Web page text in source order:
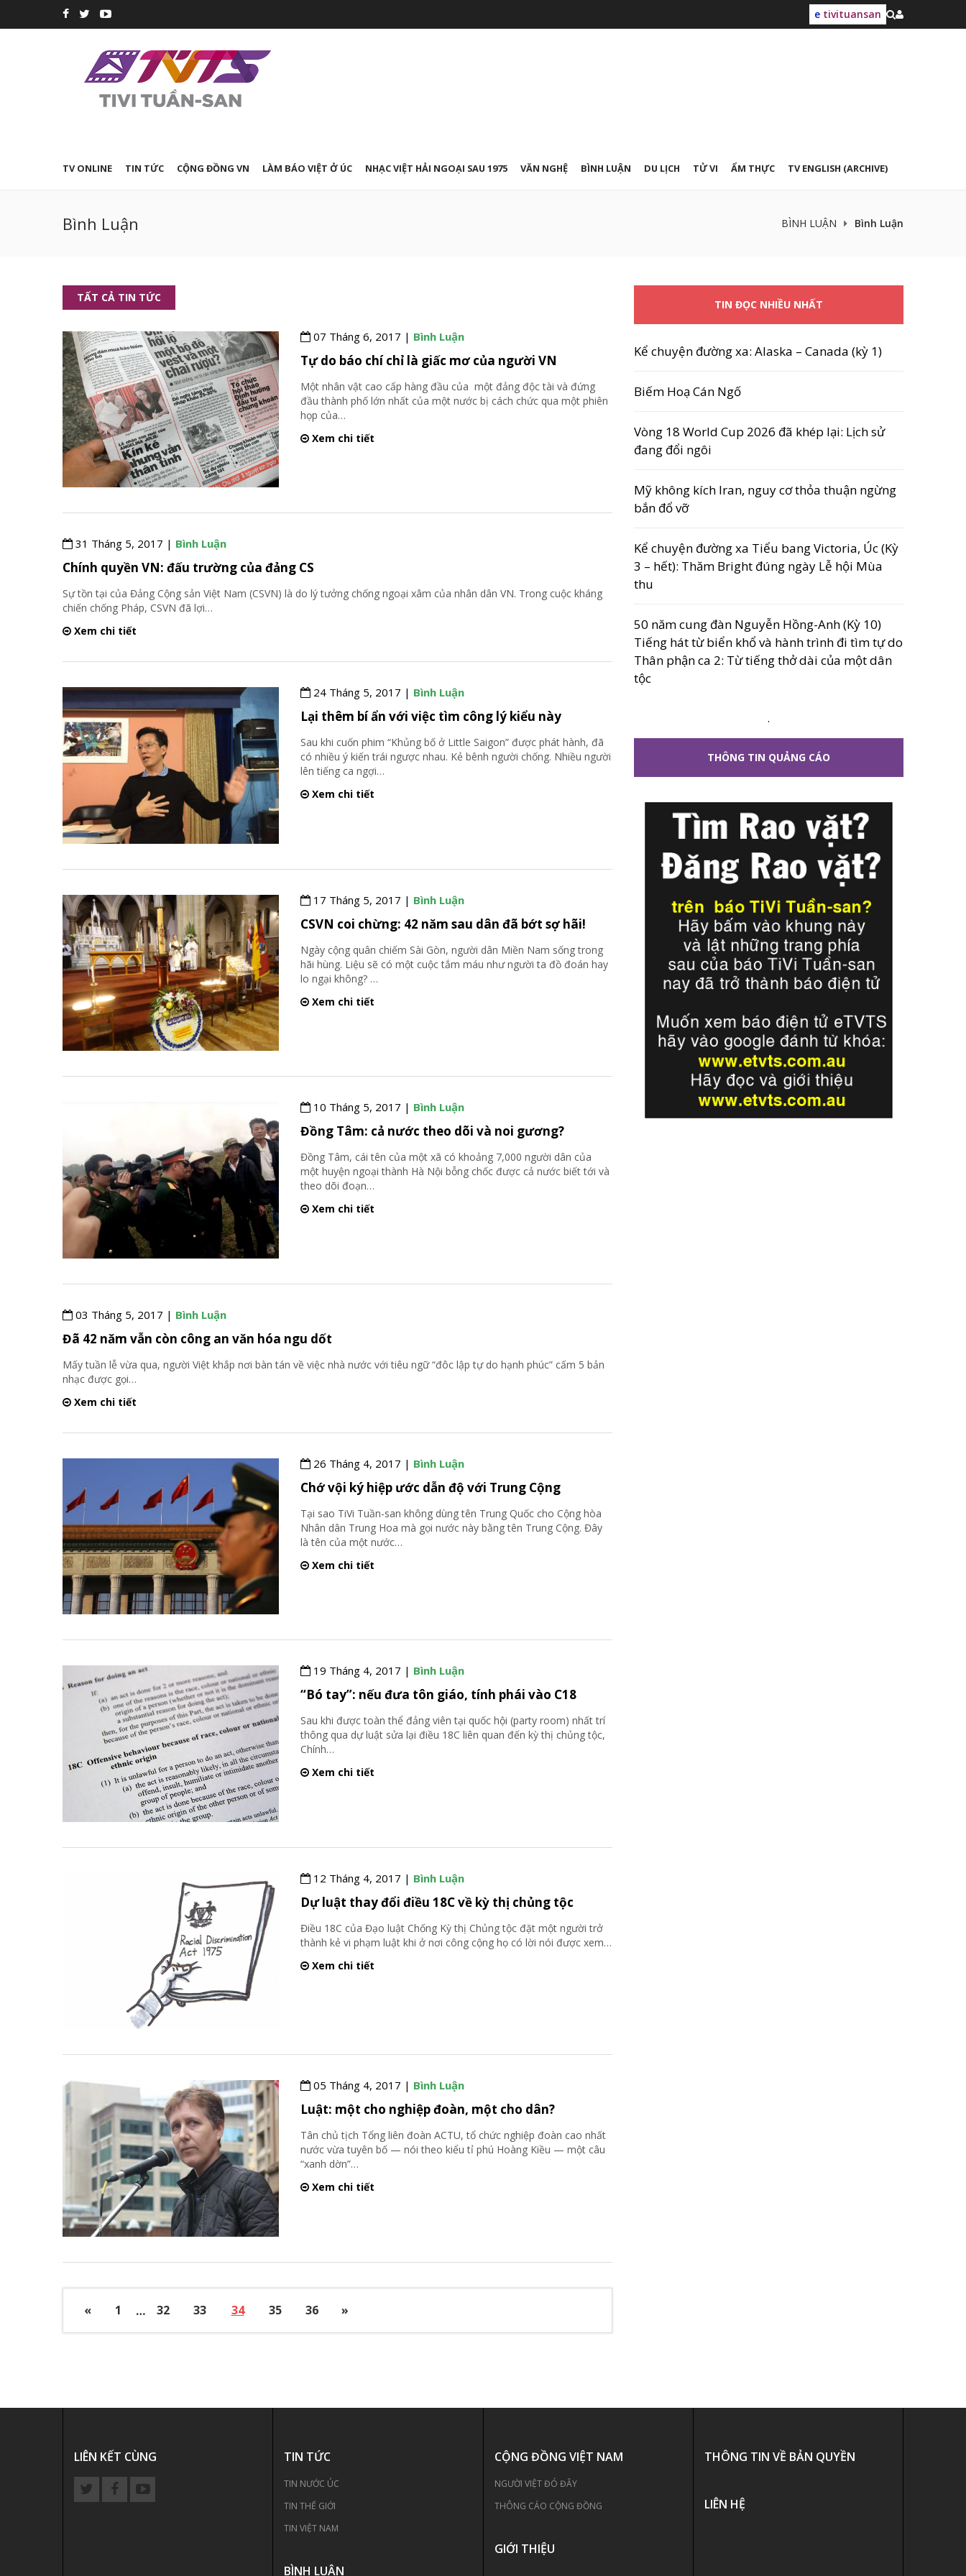
e tivituansan
TV ONLINE TIN TỨC CỘNG ĐỒNG VN LÀM BÁO VIỆT Ở ÚC NHẠC VIỆT HẢI NGOẠI SAU 1975 VĂN NGHỆ BÌNH LUẬN DU LỊCH TỬ VI ẨM THỰC TV ENGLISH (ARCHIVE)
Bình Luận BÌNH LUẬN Bình Luận
TẤT CẢ TIN TỨC
07 Tháng 6, 2017 | Bình Luận
Tự do báo chí chỉ là giấc mơ của người VN
Một nhân vật cao cấp hàng đầu của một đảng độc tài và đứng
đầu thành phố lớn nhất của một nước bị cách chức qua một phiên
họp của…
Xem chi tiết
31 Tháng 5, 2017 | Bình Luận
Chính quyền VN: đấu trường của đảng CS
Sự tồn tại của Đảng Cộng sản Việt Nam (CSVN) là do lý tưởng chống ngoại xâm của nhân dân VN. Trong cuộc kháng
chiến chống Pháp, CSVN đã lợi…
Xem chi tiết
24 Tháng 5, 2017 | Bình Luận
Lại thêm bí ẩn với việc tìm công lý kiểu này
Sau khi cuốn phim “Khủng bố ở Little Saigon” được phát hành, đã
có nhiều ý kiến trái ngược nhau. Kẻ bênh người chống. Nhiều người
lên tiếng ca ngợi…
Xem chi tiết
17 Tháng 5, 2017 | Bình Luận
CSVN coi chừng: 42 năm sau dân đã bớt sợ hãi!
Ngày cộng quân chiếm Sài Gòn, người dân Miền Nam sống trong
hãi hùng. Liệu sẽ có một cuộc tắm máu như người ta đồ đoán hay
lo ngại không? …
Xem chi tiết
10 Tháng 5, 2017 | Bình Luận
Đồng Tâm: cả nước theo dõi và noi gương?
Đồng Tâm, cái tên của một xã có khoảng 7,000 người dân của
một huyện ngoại thành Hà Nội bỗng chốc được cả nước biết tới và
theo dõi đoạn…
Xem chi tiết
03 Tháng 5, 2017 | Bình Luận
Đã 42 năm vẫn còn công an văn hóa ngu dốt
Mấy tuần lễ vừa qua, người Việt khắp nơi bàn tán về việc nhà nước với tiêu ngữ “đôc lập tự do hạnh phúc” cấm 5 bản
nhạc được gọi…
Xem chi tiết
26 Tháng 4, 2017 | Bình Luận
Chớ vội ký hiệp ước dẫn độ với Trung Cộng
Tại sao TiVi Tuần-san không dùng tên Trung Quốc cho Cộng hòa
Nhân dân Trung Hoa mà gọi nước này bằng tên Trung Cộng. Đây
là tên của một nước…
Xem chi tiết
19 Tháng 4, 2017 | Bình Luận
“Bó tay”: nếu đưa tôn giáo, tính phái vào C18
Sau khi được toàn thể đảng viên tại quốc hội (party room) nhất trí
thông qua dự luật sửa lại điều 18C liên quan đến kỳ thị chủng tộc,
Chính…
Xem chi tiết
12 Tháng 4, 2017 | Bình Luận
Dự luật thay đổi điều 18C về kỳ thị chủng tộc
Điều 18C của Đạo luật Chống Kỳ thị Chủng tộc đặt một người trở
thành kẻ vi phạm luật khi ở nơi công cộng họ có lời nói được xem…
Xem chi tiết
05 Tháng 4, 2017 | Bình Luận
Luật: một cho nghiệp đoàn, một cho dân?
Tân chủ tịch Tổng liên đoàn ACTU, tổ chức nghiệp đoàn cao nhất
nước vừa tuyên bố — nói theo kiểu tỉ phú Hoàng Kiều — một câu
“xanh dờn”…
Xem chi tiết
« 1 … 32 33 34 35 36 »
TIN ĐỌC NHIỀU NHẤT
Kể chuyện đường xa: Alaska – Canada (kỳ 1)
Biếm Hoạ Cán Ngố
Vòng 18 World Cup 2026 đã khép lại: Lịch sử
đang đổi ngôi
Mỹ không kích Iran, nguy cơ thỏa thuận ngừng
bắn đổ vỡ
Kể chuyện đường xa Tiểu bang Victoria, Úc (Kỳ
3 – hết): Thăm Bright đúng ngày Lễ hội Mùa
thu
50 năm cung đàn Nguyễn Hồng-Anh (Kỳ 10)
Tiếng hát từ biển khổ và hành trình đi tìm tự do
Thân phận ca 2: Từ tiếng thở dài của một dân
tộc
.
THÔNG TIN QUẢNG CÁO
LIÊN KẾT CÙNG TIN TỨC
TIN NƯỚC ÚC
TIN THẾ GIỚI
TIN VIỆT NAM
BÌNH LUẬN
CỘNG ĐỒNG VIỆT NAM
NGƯỜI VIỆT ĐÓ ĐÂY
THÔNG CÁO CỘNG ĐỒNG
GIỚI THIỆU
THÔNG TIN VỀ BẢN QUYỀN
LIÊN HỆ